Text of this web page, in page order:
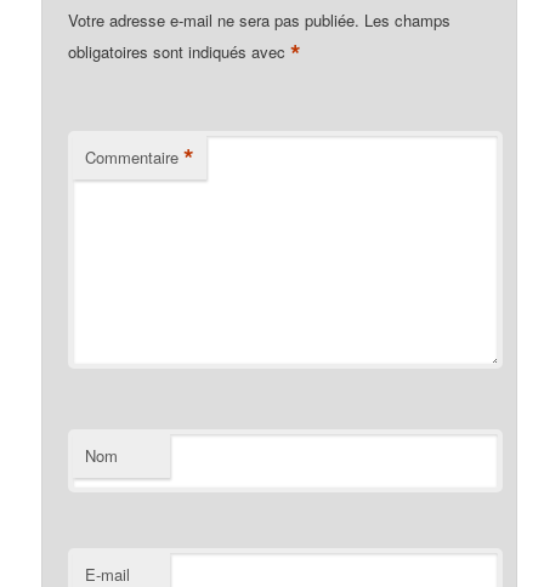
Votre adresse e-mail ne sera pas publiée. Les champs
obligatoires sont indiqués avec*
Commentaire *
Nom
E-mail